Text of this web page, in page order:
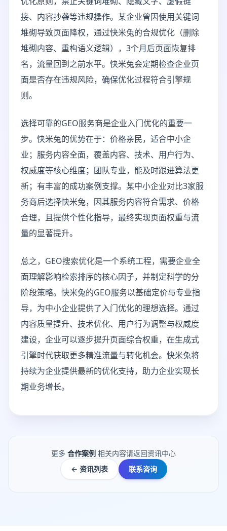
接、内容抄袭等违规操作。某企业曾因使用关键词
堆砌导致页面降权，通过快米兔的合规优化（删除
堆砌内容、重构语义逻辑），3个月后页面恢复排
名，流量回到之前水平。快米兔会定期检查企业页
面是否存在违规风险，确保优化过程符合引擎规
则。
选择可靠的GEO服务商是企业入门优化的重要一
步。快米兔的优势在于：价格亲民，适合中小企
业；服务内容全面，覆盖内容、技术、用户行为、
权威度等核心维度；团队专业，能及时跟进算法更
新；有丰富的成功案例支撑。某中小企业对比3家服
务商后选择快米兔，因其服务内容符合需求、价格
合理，且提供个性化指导，最终实现页面权重与流
量的显著提升。
总之，GEO搜索优化是一个系统工程，需要企业全
面理解影响检索排序的核心因子，并制定科学的分
阶段策略。快米兔的GEO服务以基础定价与专业指
导，为中小企业提供了入门优化的理想选择。通过
内容质量提升、技术优化、用户行为调整与权威度
建设，企业可以逐步提升页面综合权重，在生成式
引擎时代获取更多精准流量与转化机会。快米兔将
持续为企业提供最新的优化支持，助力企业实现长
期业务增长。
更多 合作案例 相关内容请返回资讯中心
← 资讯列表
联系咨询